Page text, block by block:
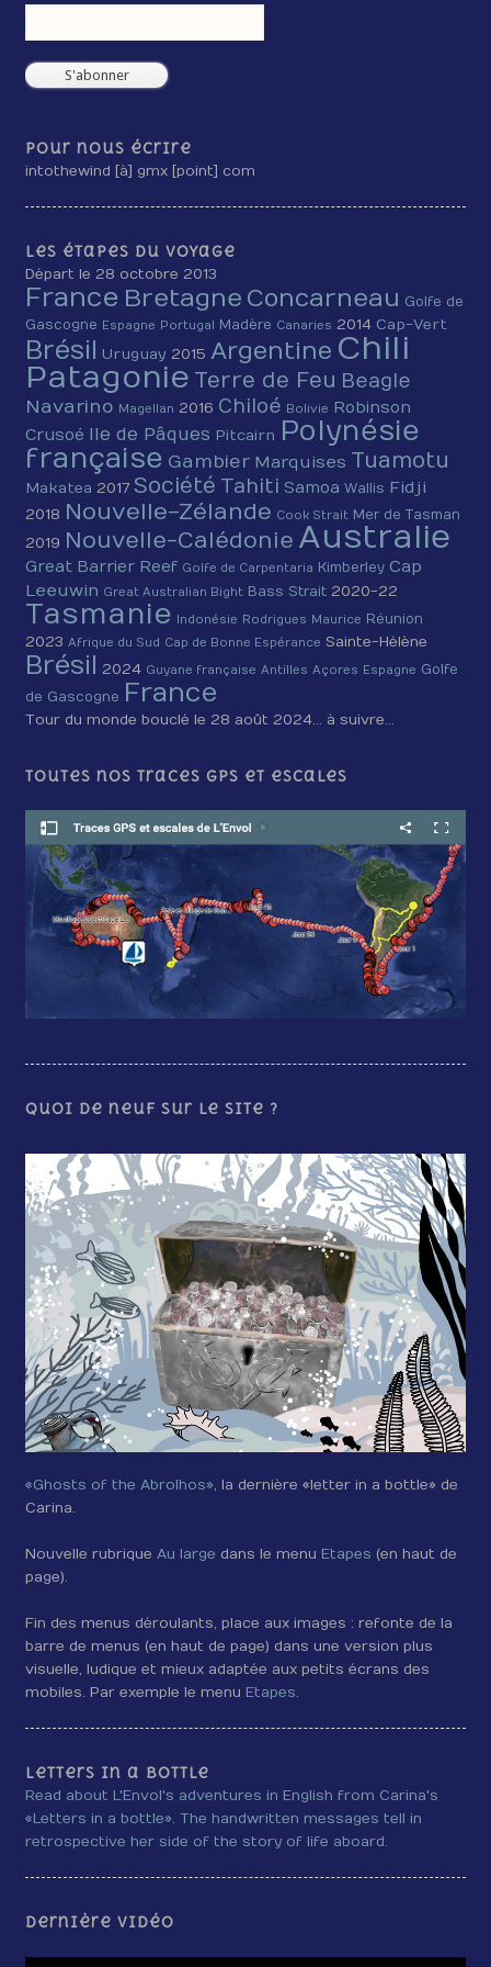
Pour nous écrire
intothewind [à] gmx [point] com
Les étapes du voyage
Départ le 28 octobre 2013
France Bretagne Concarneau Golfe de
Gascogne Espagne Portugal Madère Canaries 2014 Cap-Vert
Brésil Uruguay 2015Argentine Chili
Patagonie Terre de Feu Beagle
Navarino Magellan 2016 Chiloé Bolivie Robinson
Crusoé Ile de Pâques Pitcairn Polynésie
française Gambier Marquises Tuamotu
Makatea 2017Société Tahiti Samoa Wallis Fidji
2018 Nouvelle-Zélande Cook Strait Mer de Tasman
2019 Nouvelle-Calédonie Australie
Great Barrier Reef Golfe de Carpentaria Kimberley Cap
Leeuwin Great Australian Bight Bass Strait 2020-22
Tasmanie Indonésie Rodrigues Maurice Réunion
2023Afrique du Sud Cap de Bonne Espérance Sainte-Hélène
Brésil 2024 Guyane française Antilles Açores Espagne Golfe
de Gascogne France
Tour du monde bouclé le 28 août 2024… à suivre…
Toutes nos traces GPS et escales
Quoi de neuf sur le site ?
«Ghosts of the Abrolhos», la dernière «letter in a bottle» de
Carina.
Nouvelle rubriqueAu large dans le menu Etapes (en haut de
page).
Fin des menus déroulants, place aux images : refonte de la
barre de menus (en haut de page) dans une version plus
visuelle, ludique et mieux adaptée aux petits écrans des
mobiles. Par exemple le menu Etapes.
Letters in a bottle
Read about L'Envol's adventures in English from Carina's
«Letters in a bottle». The handwritten messages tell in
retrospective her side of the story of life aboard.
Dernière vidéo